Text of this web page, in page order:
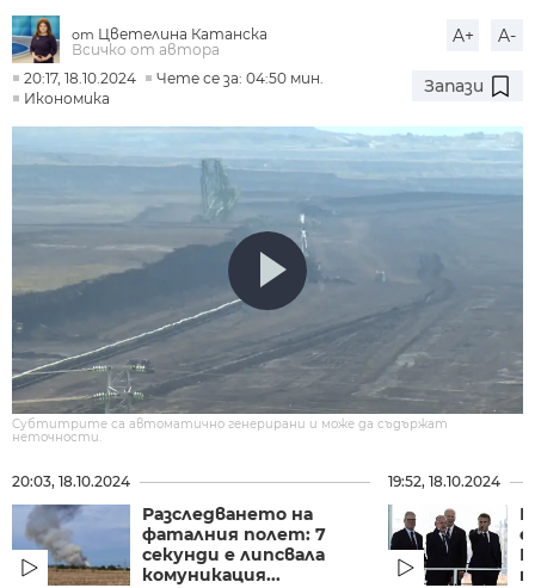
от Цветелина Катанска
Всичко от автора
A+ A-
20:17, 18.10.2024
Чете се за: 04:50 мин.
Икономика
Запази
Субтитрите са автоматично генерирани и може да съдържат
неточности.
20:03, 18.10.2024
Разследването на
фаталния полет: 7
секунди е липсвала
комуникация...
19:52, 18.10.2024